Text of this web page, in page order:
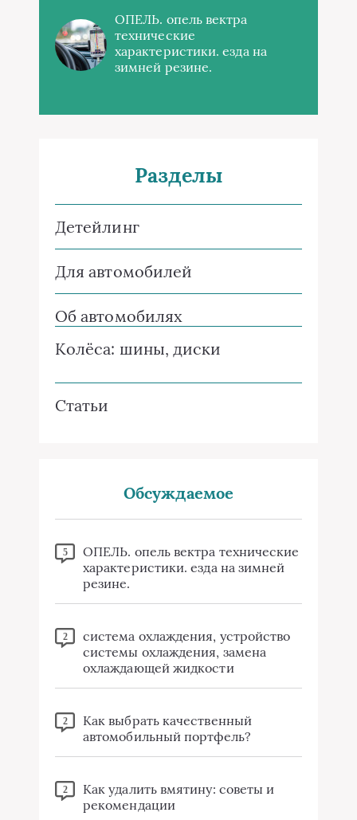
ОПЕЛЬ. опель вектра
технические
характеристики. езда на
зимней резине.
Разделы
Детейлинг
Для автомобилей
Об автомобилях
Колёса: шины, диски
Статьи
Обсуждаемое
5
ОПЕЛЬ. опель вектра технические
характеристики. езда на зимней
резине.
2
система охлаждения, устройство
системы охлаждения, замена
охлаждающей жидкости
2
Как выбрать качественный
автомобильный портфель?
2
Как удалить вмятину: советы и
рекомендации